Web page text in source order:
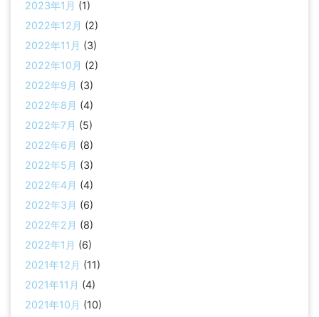
2023年1月 (1)
2022年12月 (2)
2022年11月 (3)
2022年10月 (2)
2022年9月 (3)
2022年8月 (4)
2022年7月 (5)
2022年6月 (8)
2022年5月 (3)
2022年4月 (4)
2022年3月 (6)
2022年2月 (8)
2022年1月 (6)
2021年12月 (11)
2021年11月 (4)
2021年10月 (10)